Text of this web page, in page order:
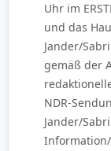
Uhr im
und das
Jander/
gemäß der
NDR-
Jander/
Information/